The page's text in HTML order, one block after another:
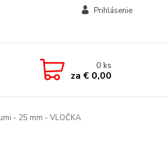
Prihlásenie
0ks
za € 0,00
- 25 mm - VLOČKA